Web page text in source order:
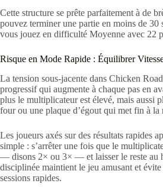
Cette structure se prête parfaitement à de
pouvez terminer une partie en moins de
vous jouez en difficulté Moyenne avec 22
Risque en Mode Rapide : Équilibrer
La tension sous-jacente dans Chicken
progressif qui augmente à chaque pas en
plus le multiplicateur est élevé, mais aussi
four ou une plaque d’égout qui met fin à la
Les joueurs axés sur des résultats rapides
simple : s’arrêter une fois que le
— disons 2× ou 3× — et laisser le reste au
disciplinée maintient le jeu amusant et
sessions rapides.